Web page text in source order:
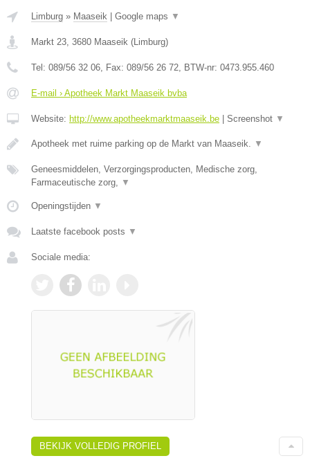
Limburg » Maaseik Google maps ▼
Markt 23, 3680 Maaseik (Limburg)
Tel: 089/56 32 06, Fax: 089/56 26 72, BTW-nr: 0473.955.460
E-mail › Apotheek Markt Maaseik bvba
Website: http://www.apotheekmarktmaaseik.be Screenshot ▼
Apotheek met ruime parking op de Markt van Maaseik. ▼
Geneesmiddelen, Verzorgingsproducten, Medische zorg,
Farmaceutische zorg, ▼
Openingstijden ▼
Laatste facebook posts ▼
Sociale media:
BEKIJK VOLLEDIG PROFIEL